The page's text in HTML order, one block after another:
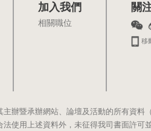
加入我們
相關職位
關
移
辦暨承辦網站、論壇及活動的所有資料
使用上述資料外，未征得我司書面許可